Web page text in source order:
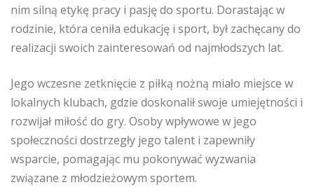
nim silną etykę pracy i pasję do sportu. Dorastając w
rodzinie, która ceniła edukację i sport, był zachęcany do
realizacji swoich zainteresowań od najmłodszych lat.
Jego wczesne zetknięcie z piłką nożną miało miejsce w
lokalnych klubach, gdzie doskonalił swoje umiejętności i
rozwijał miłość do gry. Osoby wpływowe w jego
społeczności dostrzegły jego talent i zapewniły
wsparcie, pomagając mu pokonywać wyzwania
związane z młodzieżowym sportem.